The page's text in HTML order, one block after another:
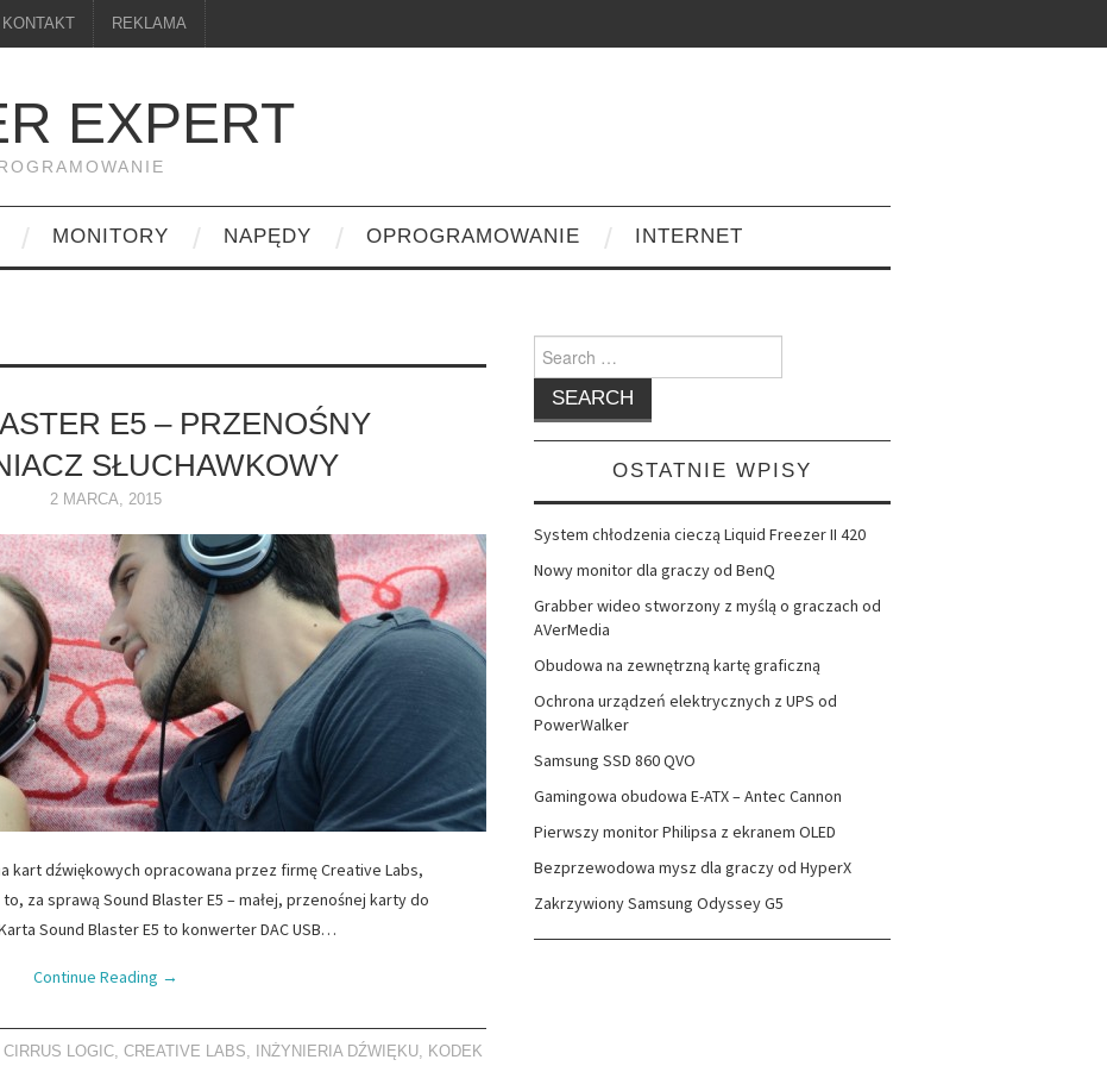
KONTAKT REKLAMA
EXPERT
MONITORY NAPĘDY OPROGRAMOWANIE INTERNET
E5 – PRZENOŚNY
SŁUCHAWKOWY
2 MARCA, 2015
kart dźwiękowych opracowana przez firmę Creative Labs,
za sprawą Sound Blaster E5 – małej, przenośnej karty do
Sound Blaster E5 to konwerter DAC USB…
Continue Reading →
,CIRRUS LOGIC ,CREATIVE LABS INŻYNIERIA DŹWIĘKU KODEK
Search
for:
OSTATNIE WPISY
System chłodzenia cieczą Liquid Freezer II 420
Nowy monitor dla graczy od BenQ
Grabber wideo stworzony z myślą o graczach od
AVerMedia
Obudowa na zewnętrzną kartę graficzną
Ochrona urządzeń elektrycznych z UPS od
PowerWalker
Samsung SSD 860 QVO
Gamingowa obudowa E-ATX – Antec Cannon
Pierwszy monitor Philipsa z ekranem OLED
Bezprzewodowa mysz dla graczy od HyperX
Zakrzywiony Samsung Odyssey G5